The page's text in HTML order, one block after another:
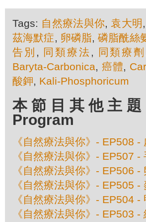
Tags: 自然療法與你,袁大明 ,
茲海默症, 卵磷脂,磷脂酰絲
告別 , 同類療法 , 同類療劑
Baryta-Carbonica, 癌體,
酸鉀, Kali-Phosphoricum
本節目其他主題
Program
《自然療法與你》- EP508
《自然療法與你》- EP507
《自然療法與你》- EP506
《自然療法與你》- EP505
《自然療法與你》- EP504
《自然療法與你》- EP503